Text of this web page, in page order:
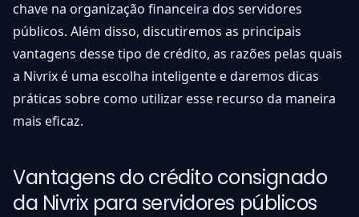
chave na organização financeira dos servidores
públicos. Além disso, discutiremos as principais
vantagens desse tipo de crédito, as razões pelas quais
a Nivrix é uma escolha inteligente e daremos dicas
práticas sobre como utilizar esse recurso da maneira
mais eficaz.
Vantagens do crédito consignado
da Nivrix para servidores públicos